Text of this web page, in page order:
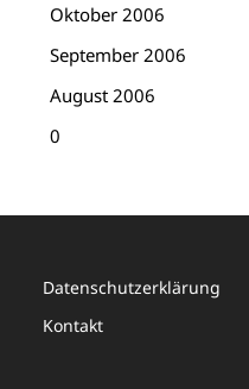
Oktober 2006
September 2006
August 2006
0
Datenschutzerklärung
Kontakt